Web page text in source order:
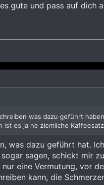
gute und pass auf dich
was dazu geführt
ist es ja ne ziemliche
was dazu geführt hat.
sagen, schickt mir
eine Vermutung, vor
kann, die